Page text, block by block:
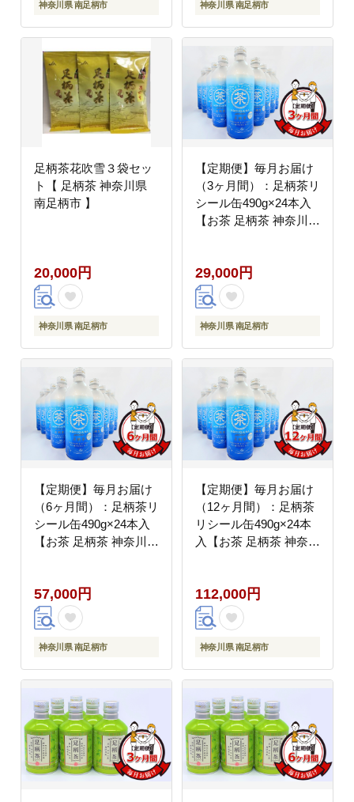
神奈川県 南足柄市 神奈川県 南足柄市
足柄茶花吹雪３袋セッ
ト【 足柄茶 神奈川県
南足柄市 】
20,000円
神奈川県 南足柄市
【定期便】毎月お届け
（3ヶ月間）：足柄茶リ
シール缶490g×24本入
【お茶 足柄茶 神奈川県
29,000円
神奈川県 南足柄市
【定期便】毎月お届け
（6ヶ月間）：足柄茶リ
シール缶490g×24本入
【お茶 足柄茶 神奈川県
57,000円
神奈川県 南足柄市
【定期便】毎月お届け
（12ヶ月間）：足柄茶
リシール缶490g×24本
入【お茶 足柄茶 神奈川
112,000円
神奈川県 南足柄市